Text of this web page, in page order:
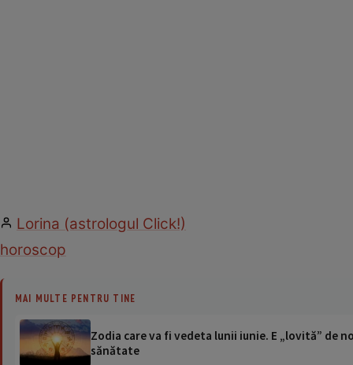
Lorina (astrologul Click!)
horoscop
MAI MULTE PENTRU TINE
Zodia care va fi vedeta lunii iunie. E „lovită” de
sănătate